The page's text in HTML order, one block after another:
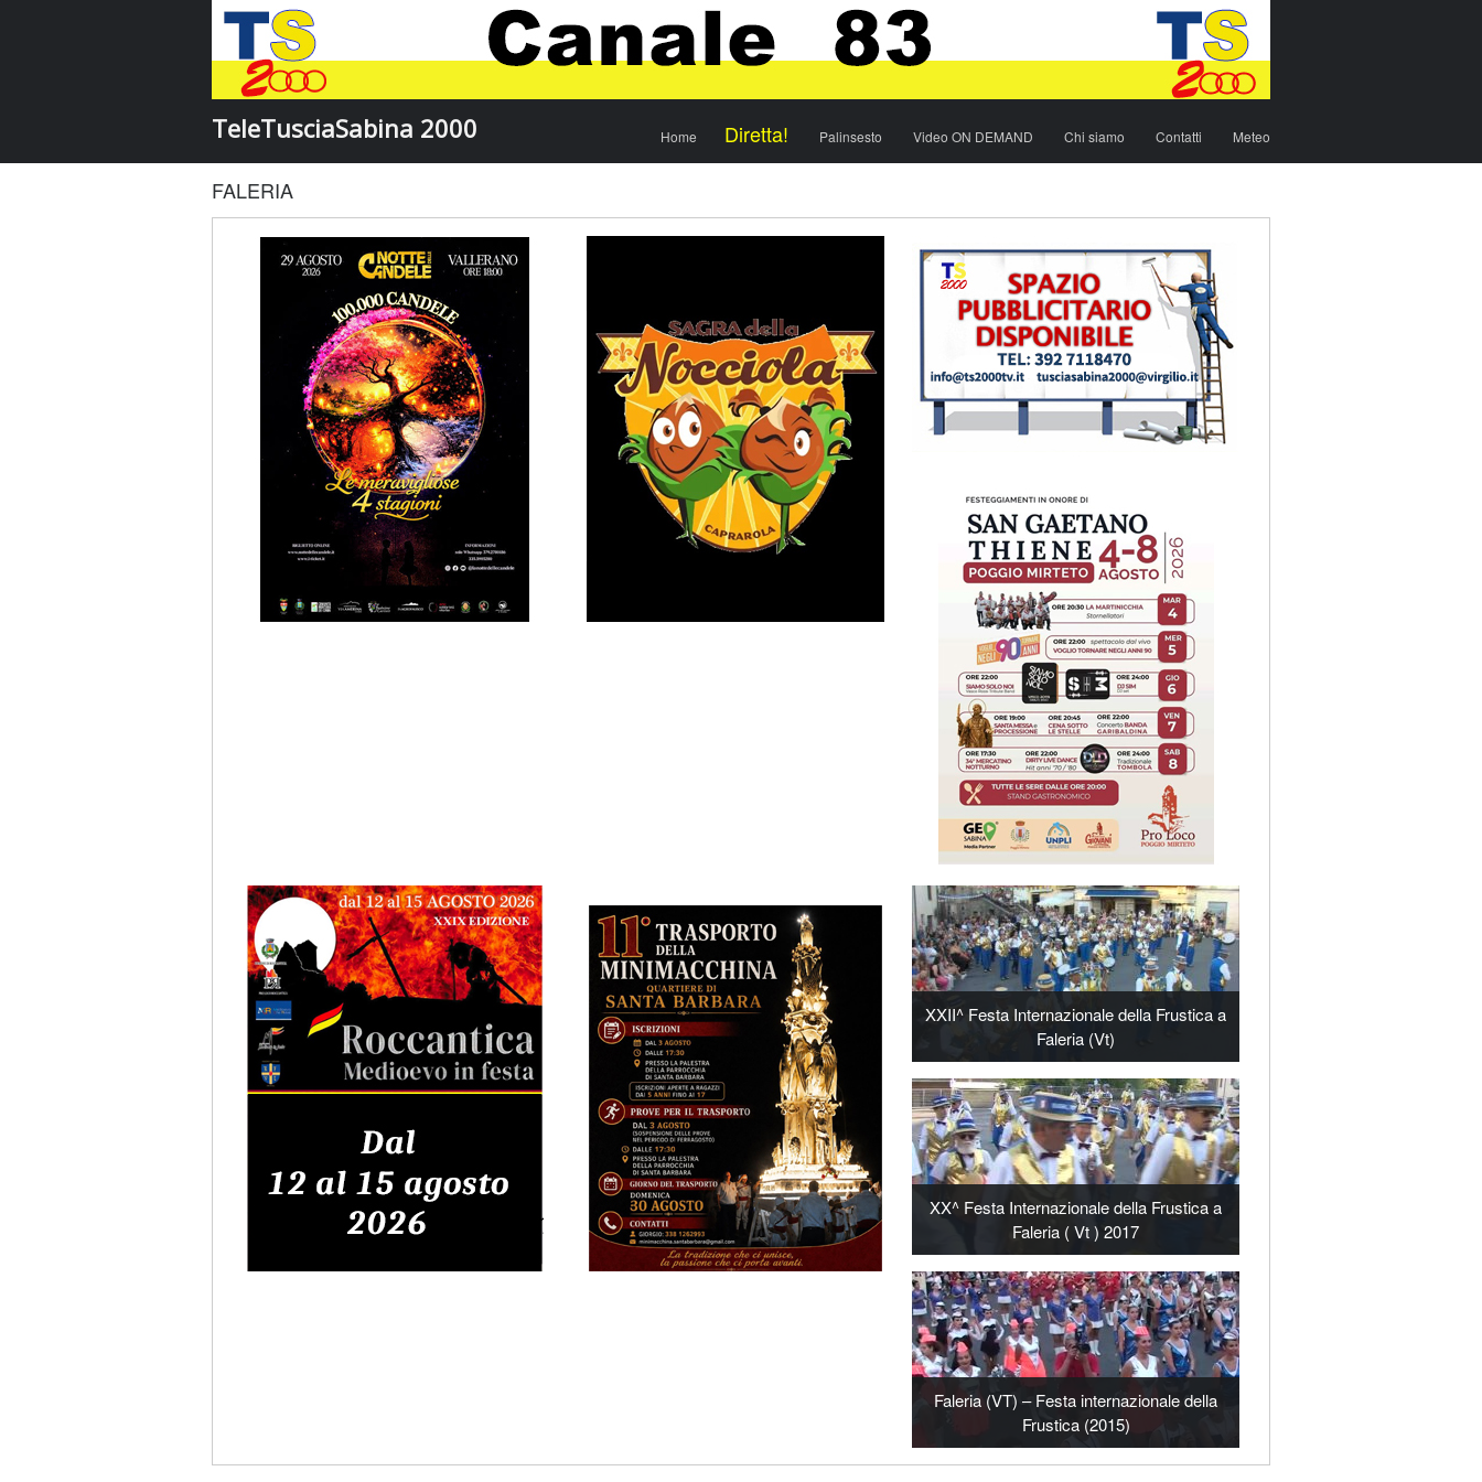
TeleTusciaSabina 2000 Home Diretta! Palinsesto Video ON DEMAND Chi siamo Contatti Meteo
FALERIA
XXII^ Festa Internazionale della Frustica a
Faleria (Vt)
XX^ Festa Internazionale della Frustica a
Faleria ( Vt ) 2017
Faleria (VT) – Festa internazionale della
Frustica (2015)